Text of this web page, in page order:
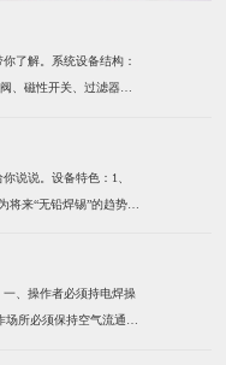
了解。系统设备结构：
系统设备箱、电箱、定
说说。设备特色：1、
来“无铅焊锡”的趋势所
。（2）卡式设计的烙
、操作者必须持电焊操
场所必须保持空气流通,